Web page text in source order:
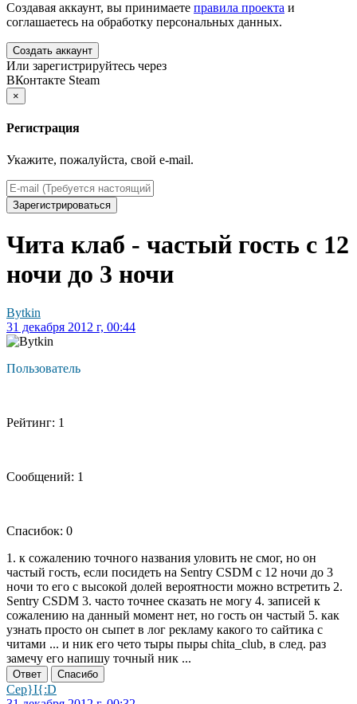
Создавая аккаунт, вы принимаете правила проекта и
соглашаетесь на обработку персональных данных.
Создать аккаунт
Или зарегистрируйтесь через
ВКонтакте Steam
×
Регистрация
Укажите, пожалуйста, свой e-mail.
Зарегистрироваться
Чита клаб - частый гость с 12
ночи до 3 ночи
Bytkin
31 декабря 2012 г, 00:44
Пользователь
Рейтинг: 1
Сообщений: 1
Спасибок: 0
1. к сожалению точного названия уловить не смог, но он
частый гость, если посидеть на Sentry CSDM с 12 ночи до 3
ночи то его с высокой долей вероятности можно встретить 2.
Sentry CSDM 3. часто точнее сказать не могу 4. записей к
сожалению на данный момент нет, но гость он частый 5. как
узнать просто он сыпет в лог рекламу какого то сайтика с
читами ... и ник его чето тыры пыры chita_club, в след. раз
замечу его напишу точный ник ...
Ответ Спасибо
Cep}I{:D